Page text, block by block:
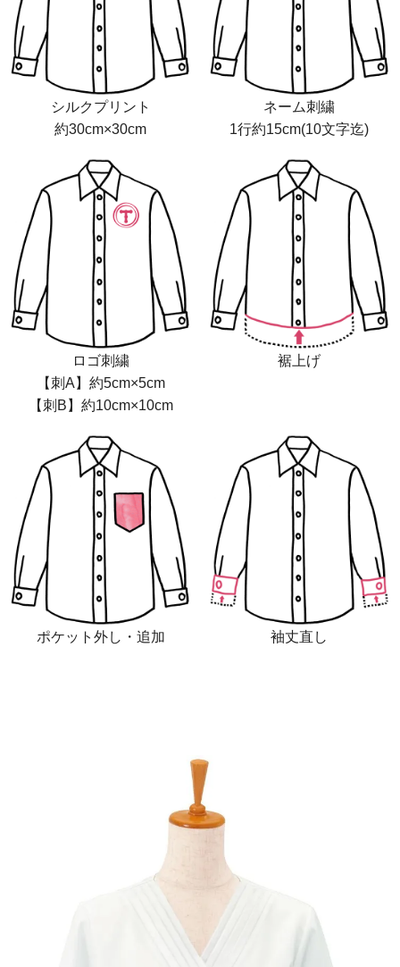
シルクプリント
約30cm×30cm
ネーム刺繍
1行約15cm(10文字迄)
ロゴ刺繍
【刺A】約5cm×5cm
【刺B】約10cm×10cm
裾上げ
ポケット外し・追加 袖丈直し